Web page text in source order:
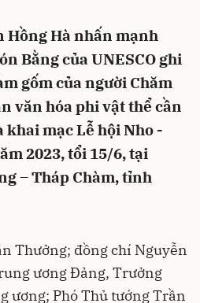
Hồng Hà nhấn mạnh
Bằng của UNESCO ghi
gốm của người Chăm
văn hóa phi vật thể cần
khai mạc Lễ hội Nho -
2023, tổi 15/6, tại
– Tháp Chàm, tỉnh